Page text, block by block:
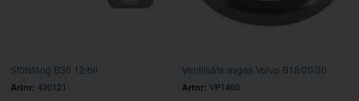
Stötstång B30 12/bil
Artnr: 430121
Ventilsäte avgas Volvo B18/20/30
Artnr: VP1460